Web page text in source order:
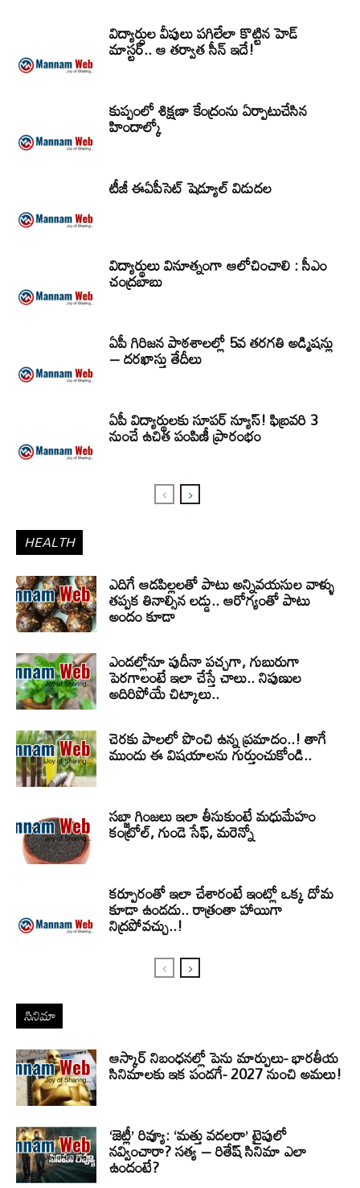
విద్యార్ధుల వీపులు పగిలేలా కొట్టిన హెడ్
మాస్టర్.. ఆ తర్వాత సీన్‌ ఇదే!
కుప్పంలో శిక్షణా కేంద్రంను ఏర్పాటుచేసిన
హిందాల్కో
టీజీ ఈఏపీసెట్‌ షెడ్యూల్‌ విడుదల
విద్యార్థులు వినూత్నంగా ఆలోచించాలి : సీఎం
చంద్రబాబు
ఏపీ గిరిజన పాఠశాలల్లో 5వ తరగతి అడ్మిషన్లు
– దరఖాస్తు తేదీలు
ఏపీ విద్యార్థులకు సూపర్ న్యూస్! ఫిబ్రవరి 3
నుంచే ఉచిత పంపిణీ ప్రారంభం
HEALTH
ఎదిగే ఆడపిల్లలతో పాటు అన్నివయసుల వాళ్ళు
తప్పక తినాల్సిన లడ్డు.. ఆరోగ్యంతో పాటు
అందం కూడా
ఎండల్లోనూ పుదీనా పచ్చగా, గుబురుగా
పెరగాలంటే ఇలా చేస్తే చాలు.. నిపుణుల
అదిరిపోయే చిట్కాలు..
చెరకు పాలలో పొంచి ఉన్న ప్రమాదం..! తాగే
ముందు ఈ విషయాలను గుర్తుంచుకోండి..
సబ్జా గింజలు ఇలా తీసుకుంటే మధుమేహం
కంట్రోల్, గుండె సేఫ్, మరెన్నో
కర్పూరంతో ఇలా చేశారంటే ఇంట్లో ఒక్క దోమ
కూడా ఉండదు.. రాత్రంతా హాయిగా
నిద్రపోవచ్చు..!
సినిమా
ఆస్కార్ నిబంధనల్లో పెను మార్పులు- భారతీయ
సినిమాలకు ఇక పండగే- 2027 నుంచి అమలు!
‘జెట్లీ’ రివ్యూ: ‘మత్తు వదలరా’ టైపులో
నవ్వించారా? సత్య – రితేష్ సినిమా ఎలా
ఉందంటే?